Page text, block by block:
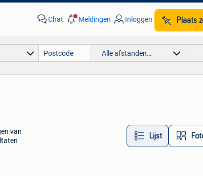
Chat Meldingen Inloggen Plaats
Alle afstanden…
van
Lijst